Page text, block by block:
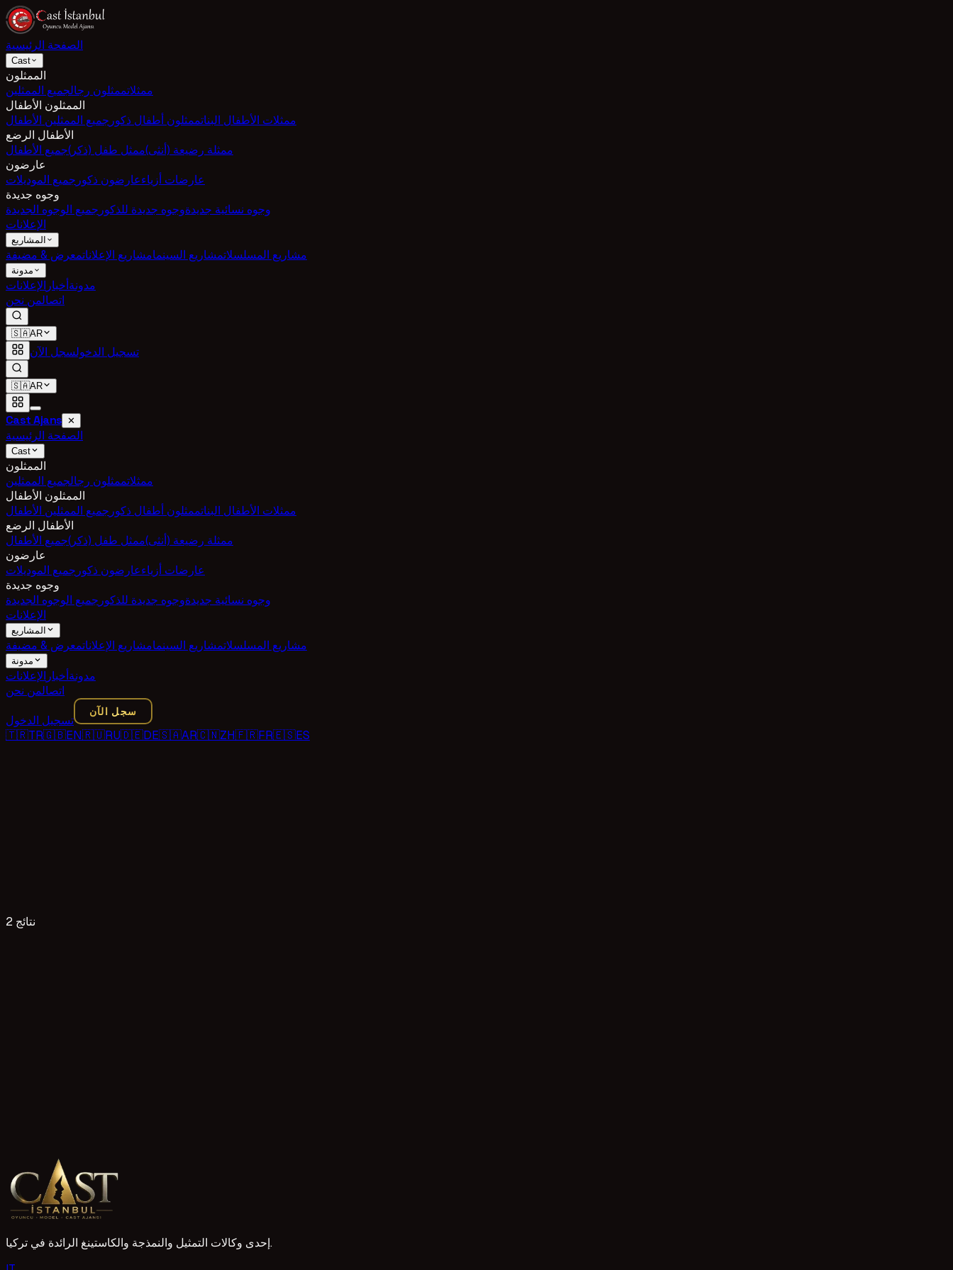
الصفحة الرئيسية
Cast
الممثلون
ممثلاتممثلون رجالجميع الممثلين
الممثلون الأطفال
ممثلات الأطفال البناتممثلون أطفال ذكور جميع الممثلين الأطفال
الأطفال الرضع
ممثلة رضيعة (أنثى)ممثل طفل (ذكر)جميع الأطفال
عارضون
عارضات أزياءعارضون ذكور جميع الموديلات
وجوه جديدة
وجوه نسائية جديدةوجوه جديدة للذكور جميع الوجوه الجديدة
الإعلانات
المشاريع
مشاريع المسلسلاتمشاريع السينمامشاريع الإعلاناتمعرض & مضيفة
مدونة
مدونةأخبار الإعلانات
اتصالمن نحن
🇸🇦AR
تسجيل الدخولسجل الآن
🇸🇦AR
Cast Ajans ✕
الصفحة الرئيسية
Cast
الممثلون
ممثلاتممثلون رجالجميع الممثلين
الممثلون الأطفال
ممثلات الأطفال البناتممثلون أطفال ذكور جميع الممثلين الأطفال
الأطفال الرضع
ممثلة رضيعة (أنثى)ممثل طفل (ذكر)جميع الأطفال
عارضون
عارضات أزياءعارضون ذكور جميع الموديلات
وجوه جديدة
وجوه نسائية جديدةوجوه جديدة للذكور جميع الوجوه الجديدة
الإعلانات
المشاريع
مشاريع المسلسلاتمشاريع السينمامشاريع الإعلاناتمعرض & مضيفة
مدونة
مدونةأخبار الإعلانات
اتصالمن نحن
تسجيل الدخول
سجل الآن
🇹🇷TR🇬🇧EN🇷🇺RU🇩🇪DE🇸🇦AR🇨🇳ZH🇫🇷FR🇪🇸ES
2 نتائج
dünyaya adım atabilirsiniz.
1 Mayıs 2026
إحدى وكالات التمثيل والنمذجة والكاستينغ الرائدة في تركيا.